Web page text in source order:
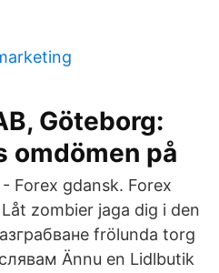
Göteborg:
omdömen på
Forex gdansk. Forex
zombier jaga dig i den
frölunda torg
Ännu en Lidlbutik